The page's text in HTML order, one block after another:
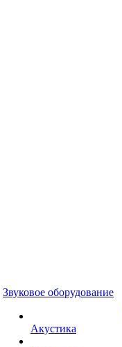
Звуковое оборудование
Акустика